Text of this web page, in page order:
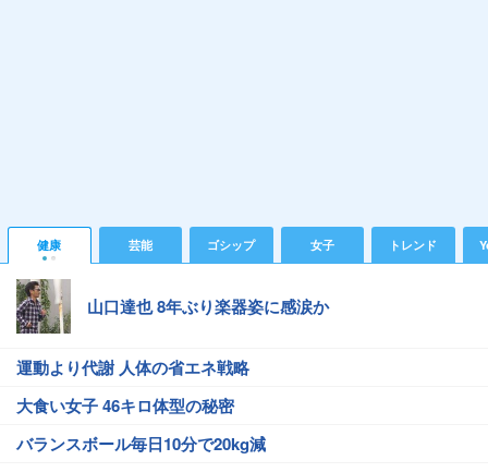
健康 芸能 ゴシップ 女子 トレンド
山口達也 8年ぶり楽器姿に感涙か
運動より代謝 人体の省エネ戦略
大食い女子 46キロ体型の秘密
バランスボール毎日10分で20kg減